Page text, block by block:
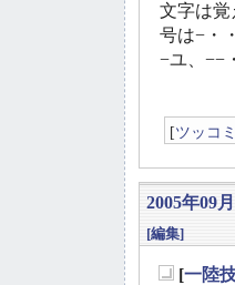
文字は覚
号は−・
−ユ、−−
[ツッコ
2005年09
[編集]
[一陸